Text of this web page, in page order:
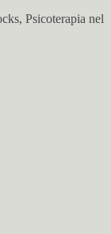
Psicoterapia nel